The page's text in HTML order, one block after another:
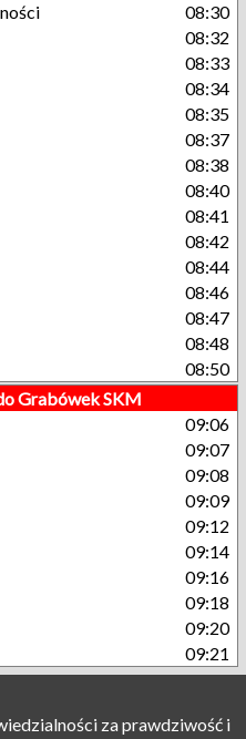
08:30
08:32
08:33
08:34
08:35
08:37
08:38
08:40
08:41
08:42
08:44
08:46
08:47
08:48
08:50
Grabówek SKM
09:06
09:07
09:08
09:09
09:12
09:14
09:16
09:18
09:20
09:21
za prawdziwość i